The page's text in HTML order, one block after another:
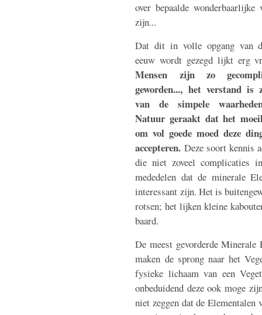
over bepaalde
zijn...
Dat dit in volle opgang van
eeuw wordt gezegd lijkt erg
Mensen zijn zo
geworden..., het verstand is
van de simpele
Natuur geraakt dat het
om vol goede moed deze
accepteren. Deze soort kennis
die niet zoveel
mededelen dat de minerale
interessant zijn. Het is
rotsen; het lijken kleine
baard.
De meest gevorderde
maken de sprong naar het
fysieke lichaam van een
onbeduidend deze ook moge
niet zeggen dat de Elementalen